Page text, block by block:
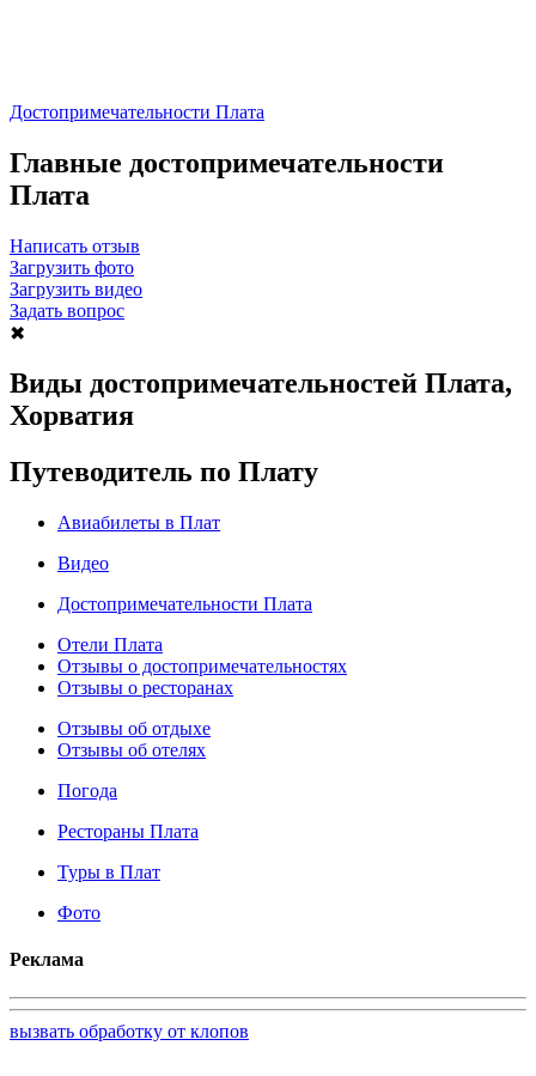
Достопримечательности Плата
Главные достопримечательности
Плата
Написать отзыв
Загрузить фото
Загрузить видео
Задать вопрос
✖
Виды достопримечательностей Плата,
Хорватия
Путеводитель по Плату
Авиабилеты в Плат
Видео
Достопримечательности Плата
Отели Плата
Отзывы о достопримечательностях
Отзывы о ресторанах
Отзывы об отдыхе
Отзывы об отелях
Погода
Рестораны Плата
Туры в Плат
Фото
Реклама
вызвать обработку от клопов